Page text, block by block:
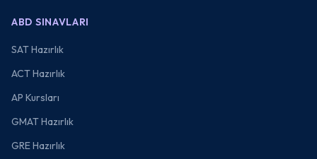
ABD SINAVLARI
SAT Hazırlık
ACT Hazırlık
AP Kursları
GMAT Hazırlık
GRE Hazırlık